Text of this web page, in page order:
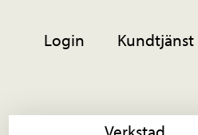
Login Kundtjänst